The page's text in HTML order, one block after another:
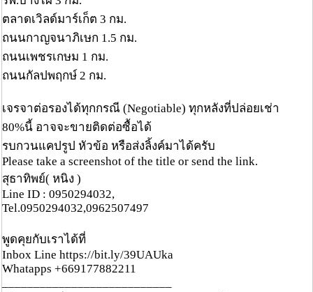
ตลาดเวิลด์มาร์เก็ต 3 กม.
ถนนกาญจนาภิเษก 1.5 กม.
ถนนเพชรเกษม 1 กม.
ถนนกัลปพฤกษ์ 2 กม.
เจรจาต่อรองได้ทุกกรณี (Negotiable) ทุกหลังที่ปล่อยเช่า
80%นี้ อาจจะขายติดต่อซื้อได้
รบกวนแคปรูป หัวข้อ หรือส่งลิ้งค์มาได้ครับ
Please take a screenshot of the title or send the link.
สุธาทิพย์( หนิง )
Line ID : 0950294032,
Tel.0950294032,0962507497
พูดคุยกับเราได้ที่
Inbox Line https://bit.ly/39UAUka
Whatapps +669177882211